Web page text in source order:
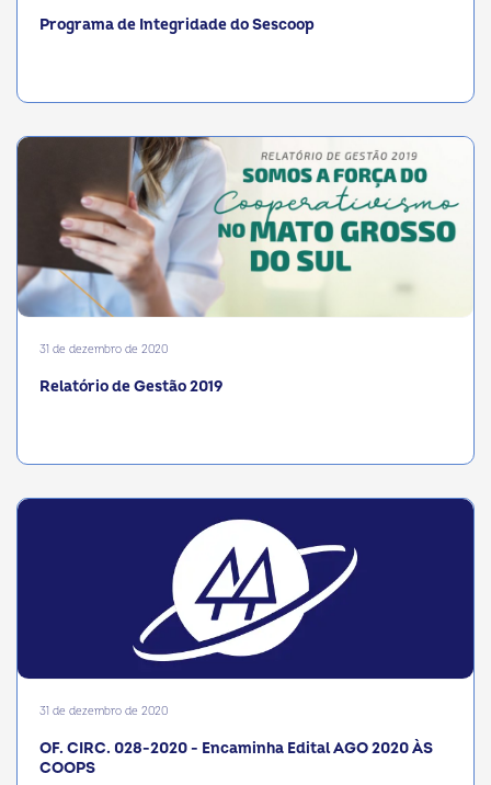
Programa de Integridade do Sescoop
31 de dezembro de 2020
Relatório de Gestão 2019
31 de dezembro de 2020
OF. CIRC. 028-2020 - Encaminha Edital AGO 2020 ÀS
COOPS